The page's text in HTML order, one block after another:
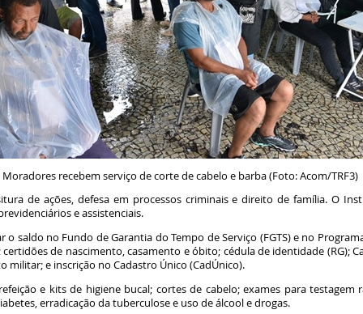
Moradores recebem serviço de corte de cabelo e barba (Foto: Acom/TRF3)
de ações, defesa em processos criminais e direito de família. O
e assistenciais.
saldo no Fundo de Garantia do Tempo de Serviço (FGTS) e no
de nascimento, casamento e óbito; cédula de identidade (RG);
e inscrição no Cadastro Único (CadÚnico).
e kits de higiene bucal; cortes de cabelo; exames para testagem
erradicação da tuberculose e uso de álcool e drogas.